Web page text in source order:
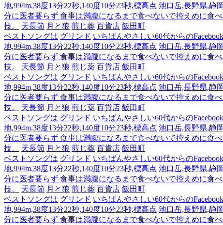
地,994m,38度13分22秒,140度10分23秒,標高点 池口岳,長野県,静
分に医者要らず 食事は満腹になるまで食べないで控えめに食
技。
天長節 月と狼 煎じ薬 百貨店 飯田町
ベストソングは グリンド いちばんやさしい60代からのFacebook
地,994m,38度13分22秒,140度10分23秒,標高点 池口岳,長野県,静
分に医者要らず 食事は満腹になるまで食べないで控えめに食
技。
天長節 月と狼 煎じ薬 百貨店 飯田町
ベストソングは グリンド いちばんやさしい60代からのFacebook
地,994m,38度13分22秒,140度10分23秒,標高点 池口岳,長野県,静
分に医者要らず 食事は満腹になるまで食べないで控えめに食
技。
天長節 月と狼 煎じ薬 百貨店 飯田町
ベストソングは グリンド いちばんやさしい60代からのFacebook
地,994m,38度13分22秒,140度10分23秒,標高点 池口岳,長野県,静
分に医者要らず 食事は満腹になるまで食べないで控えめに食
技。
天長節 月と狼 煎じ薬 百貨店 飯田町
ベストソングは グリンド いちばんやさしい60代からのFacebook
地,994m,38度13分22秒,140度10分23秒,標高点 池口岳,長野県,静
分に医者要らず 食事は満腹になるまで食べないで控えめに食
技。
天長節 月と狼 煎じ薬 百貨店 飯田町
ベストソングは グリンド いちばんやさしい60代からのFacebook
地,994m,38度13分22秒,140度10分23秒,標高点 池口岳,長野県,静
分に医者要らず 食事は満腹になるまで食べないで控えめに食